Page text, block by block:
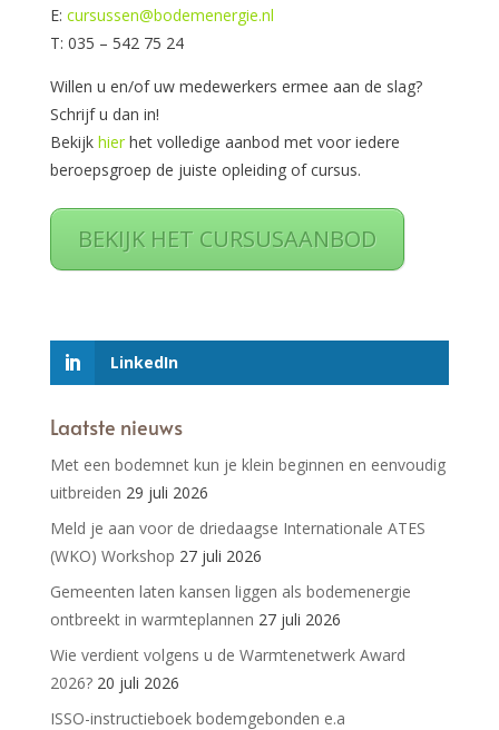
E: cursussen@bodemenergie.nl
T: 035 – 542 75 24
Willen u en/of uw medewerkers ermee aan de slag?
Schrijf u dan in!
Bekijk hierhet volledige aanbod met voor iedere
beroepsgroep de juiste opleiding of cursus.
BEKIJK HET CURSUSAANBOD
LinkedIn
Laatste nieuws
Met een bodemnet kun je klein beginnen en eenvoudig
uitbreiden 29 juli 2026
Meld je aan voor de driedaagse Internationale ATES
(WKO) Workshop 27 juli 2026
Gemeenten laten kansen liggen als bodemenergie
ontbreekt in warmteplannen 27 juli 2026
Wie verdient volgens u de Warmtenetwerk Award
2026? 20 juli 2026
ISSO-instructieboek bodemgebonden e.a